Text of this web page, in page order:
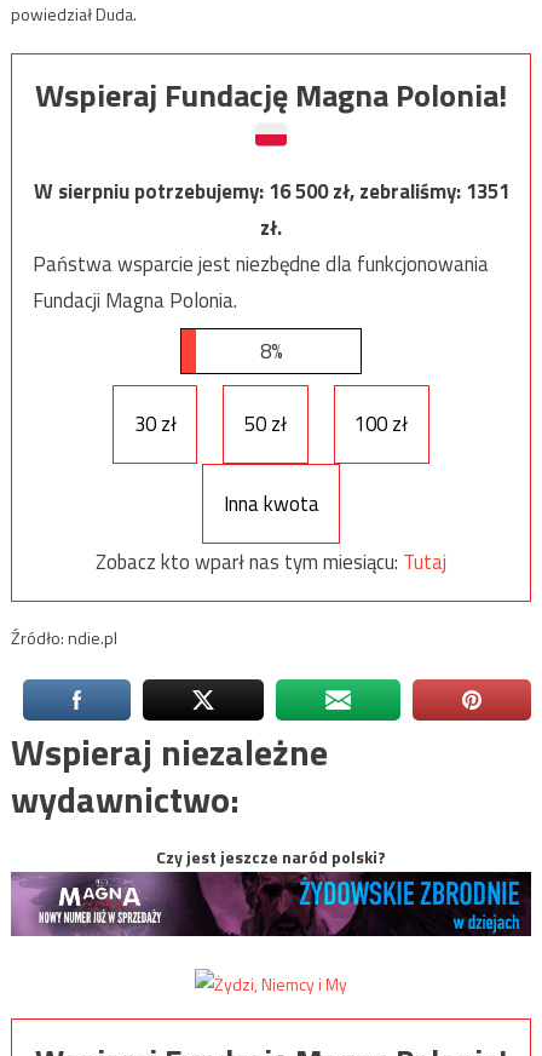
powiedział Duda.
Wspieraj Fundację Magna Polonia!
W sierpniu potrzebujemy:16 500zł, zebraliśmy:1351
zł.
Państwa wsparcie jest niezbędne dla funkcjonowania
Fundacji Magna Polonia.
8%
30 zł 50 zł 100 zł
Inna kwota
Zobacz kto wparł nas tym miesiącu: Tutaj
Źródło: ndie.pl
Wspieraj niezależne
wydawnictwo:
Czy jest jeszcze naród polski?